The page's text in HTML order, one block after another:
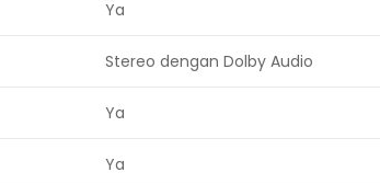
Ya
Stereo dengan Dolby Audio
Ya
Ya